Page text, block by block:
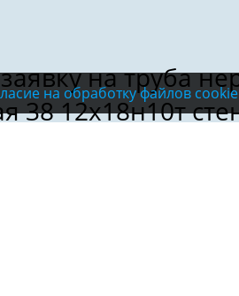
на обработку файлов cookie